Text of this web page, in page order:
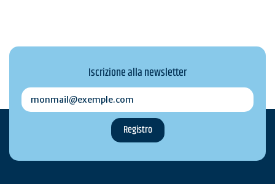
Iscrizione alla newsletter
monmail@exemple.com